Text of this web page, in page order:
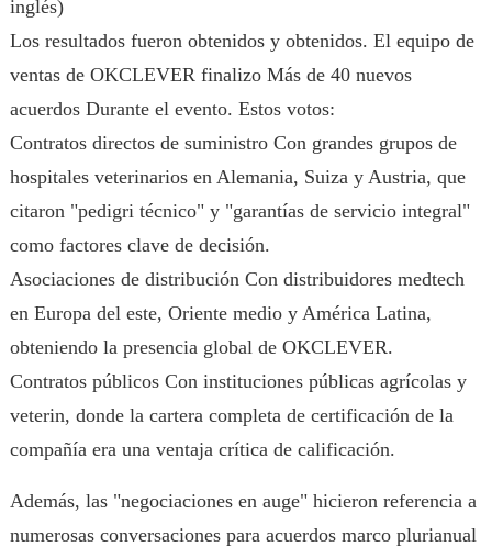
inglés)
Los resultados fueron obtenidos y obtenidos. El equipo de
ventas de OKCLEVER finalizo Más de 40 nuevos
acuerdos Durante el evento. Estos votos:
Contratos directos de suministro Con grandes grupos de
hospitales veterinarios en Alemania, Suiza y Austria, que
citaron "pedigri técnico" y "garantías de servicio integral"
como factores clave de decisión.
Asociaciones de distribución Con distribuidores medtech
en Europa del este, Oriente medio y América Latina,
obteniendo la presencia global de OKCLEVER.
Contratos públicos Con instituciones públicas agrícolas y
veterin, donde la cartera completa de certificación de la
compañía era una ventaja crítica de calificación.
Además, las "negociaciones en auge" hicieron referencia a
numerosas conversaciones para acuerdos marco plurianual